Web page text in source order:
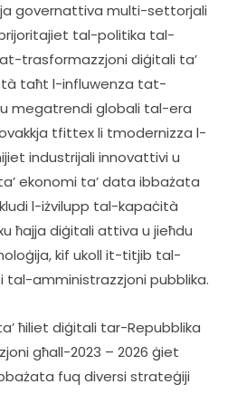
governattiva multi-settorjali
tal-politika tal-
trasformazzjoni diġitali ta’
taħt l-influwenza tat-
megatrendi globali tal-era
tfittex li tmodernizza l-
industrijali innovattivi u
ekonomi ta’ data ibbażata
l-iżvilupp tal-kapaċità
ħajja diġitali attiva u jieħdu
kif ukoll it-titjib tal-
amministrazzjoni pubblika.
ħiliet diġitali tar-Repubblika
għall-2023 – 2026 ġiet
fuq diversi strateġiji